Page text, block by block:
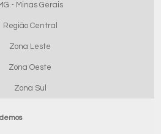
- Minas Gerais
Região Central
Zona Leste
Zona Oeste
Zona Sul